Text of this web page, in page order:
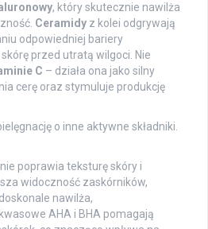
, który skutecznie nawilża
Ceramidy z kolei odgrywają
odpowiedniej bariery
przed utratą wilgoci. Nie
C – działa ona jako silny
cerę oraz stymuluje produkcję
o inne aktywne składniki.
poprawia teksturę skóry i
widoczność zaskórników,
nawilża,
AHA i BHA pomagają